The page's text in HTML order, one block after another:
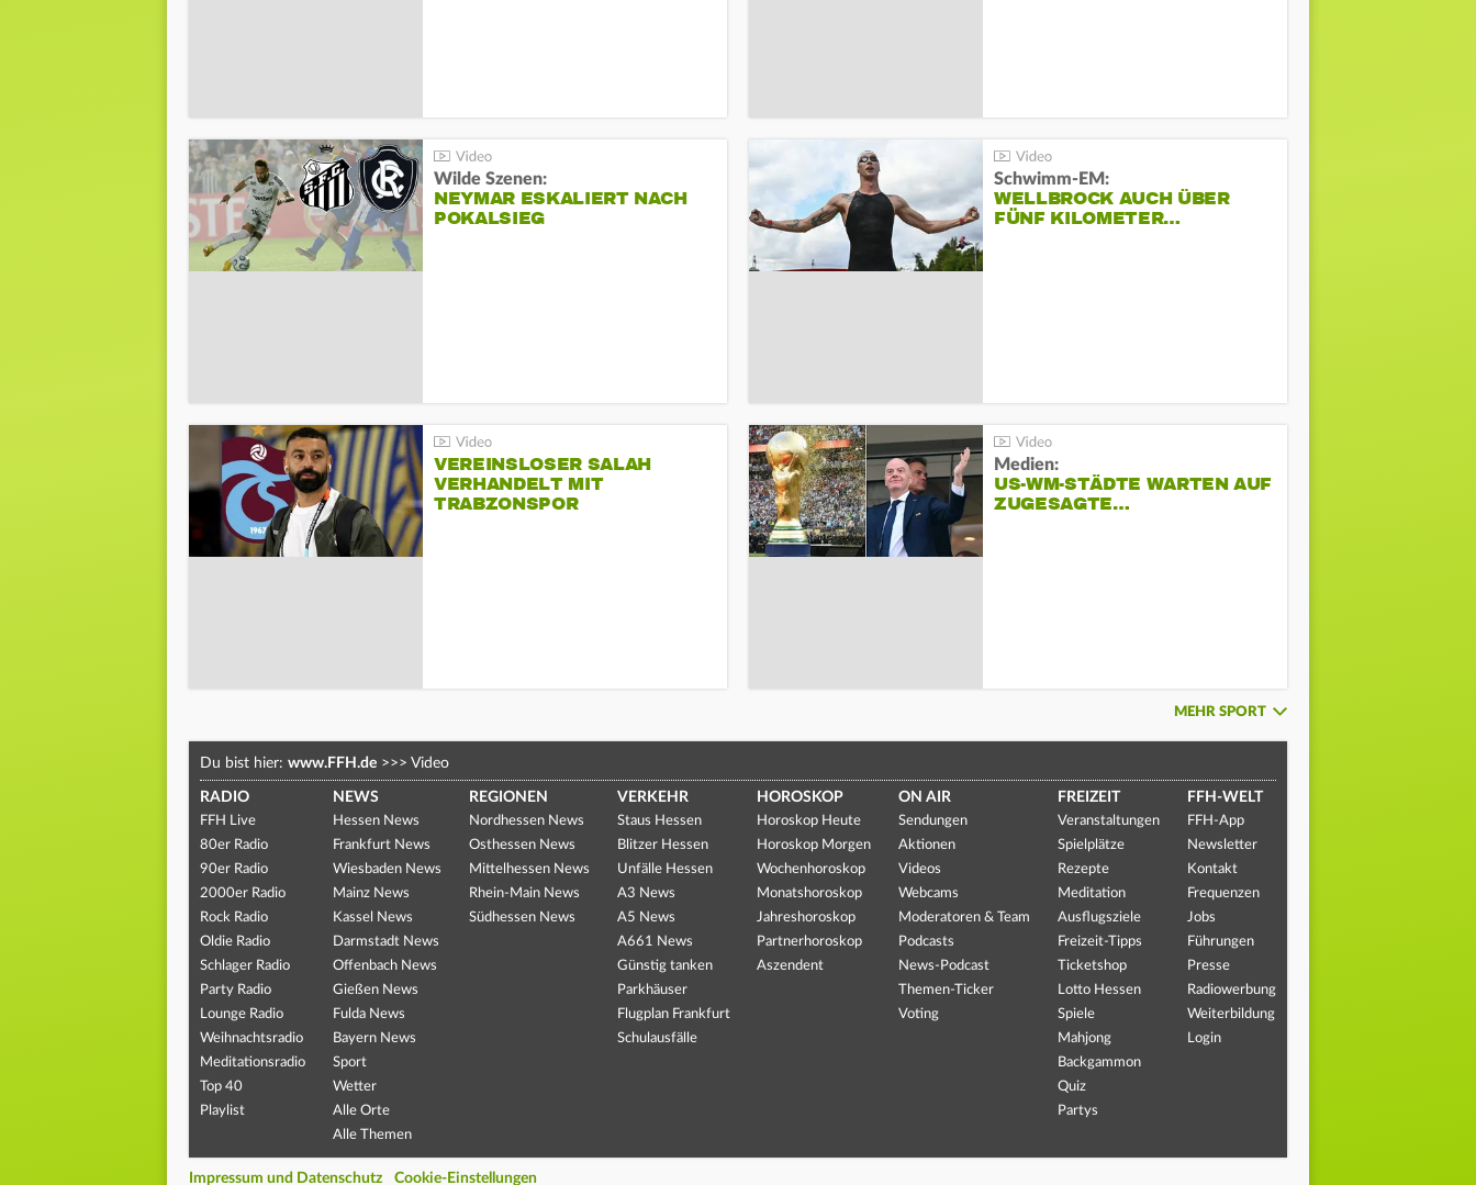
Wilde Szenen:
NEYMAR ESKALIERT NACH
POKALSIEG
Schwimm-EM:
WELLBROCK AUCH ÜBER
FÜNF KILOMETER…
VEREINSLOSER SALAH
VERHANDELT MIT
TRABZONSPOR
Medien:
US-WM-STÄDTE WARTEN AUF
ZUGESAGTE…
MEHR SPORT
Du bist hier: www.FFH.de >>> Video
RADIO
FFH Live
80er Radio
90er Radio
2000er Radio
Rock Radio
Oldie Radio
Schlager Radio
Party Radio
Lounge Radio
Weihnachtsradio
Meditationsradio
Top 40
Playlist
NEWS
Hessen News
Frankfurt News
Wiesbaden News
Mainz News
Kassel News
Darmstadt News
Offenbach News
Gießen News
Fulda News
Bayern News
Sport
Wetter
Alle Orte
Alle Themen
REGIONEN
Nordhessen News
Osthessen News
Mittelhessen News
Rhein-Main News
Südhessen News
VERKEHR
Staus Hessen
Blitzer Hessen
Unfälle Hessen
A3 News
A5 News
A661 News
Günstig tanken
Parkhäuser
Flugplan Frankfurt
Schulausfälle
HOROSKOP
Horoskop Heute
Horoskop Morgen
Wochenhoroskop
Monatshoroskop
Jahreshoroskop
Partnerhoroskop
Aszendent
ON AIR
Sendungen
Aktionen
Videos
Webcams
Moderatoren & Team
Podcasts
News-Podcast
Themen-Ticker
Voting
FREIZEIT
Veranstaltungen
Spielplätze
Rezepte
Meditation
Ausflugsziele
Freizeit-Tipps
Ticketshop
Lotto Hessen
Spiele
Mahjong
Backgammon
Quiz
Partys
FFH-WELT
FFH-App
Newsletter
Kontakt
Frequenzen
Jobs
Führungen
Presse
Radiowerbung
Weiterbildung
Login
Impressum und Datenschutz Cookie-Einstellungen